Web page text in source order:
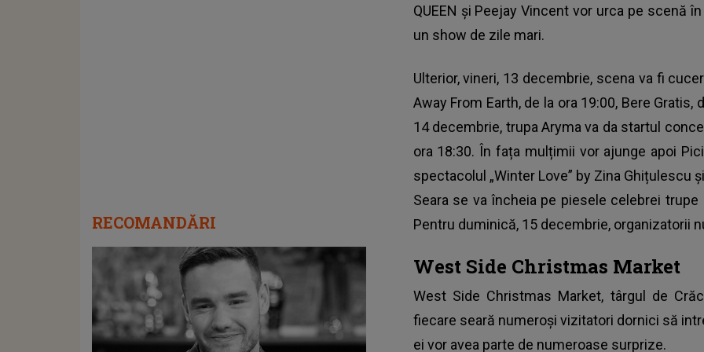
QUEEN și Peejay Vincent vor urca pe scenă
un show de zile mari.
Ulterior, vineri, 13 decembrie, scena va fi
Away From Earth, de la ora 19:00, Bere
14 decembrie, trupa Aryma va da startul
ora 18:30. În fața mulțimii vor ajunge apoi
spectacolul „Winter Love” by Zina Ghițulescu
Seara se va încheia pe piesele celebrei
Pentru duminică, 15 decembrie, organizatorii
West Side Christmas Market
West Side Christmas Market, târgul de
fiecare seară numeroși vizitatori dornici să
ei vor avea parte de numeroase surprize.
RECOMANDĂRI